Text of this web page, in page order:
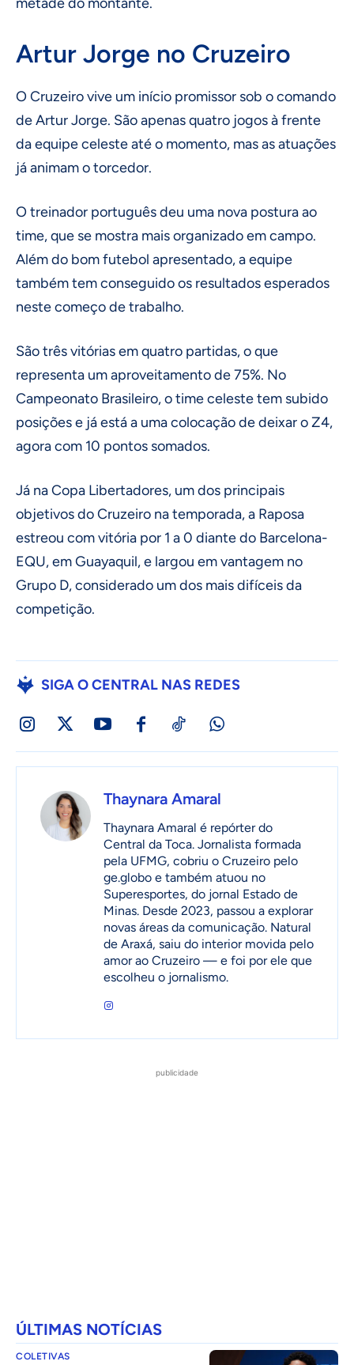
Artur Jorge no Cruzeiro
O Cruzeiro vive um início promissor sob o comando
de Artur Jorge. São apenas quatro jogos à frente
da equipe celeste até o momento, mas as atuações
já animam o torcedor.
O treinador português deu uma nova postura ao
time, que se mostra mais organizado em campo.
Além do bom futebol apresentado, a equipe
também tem conseguido os resultados esperados
neste começo de trabalho.
São três vitórias em quatro partidas, o que
representa um aproveitamento de 75%. No
Campeonato Brasileiro, o time celeste tem subido
posições e já está a uma colocação de deixar o Z4,
agora com 10 pontos somados.
Já na Copa Libertadores, um dos principais
objetivos do Cruzeiro na temporada, a Raposa
estreou com vitória por 1 a 0 diante do Barcelona-
EQU, em Guayaquil, e largou em vantagem no
Grupo D, considerado um dos mais difíceis da
competição.
SIGA O CENTRAL NAS REDES
Thaynara Amaral
Thaynara Amaral é repórter do
Central da Toca. Jornalista formada
pela UFMG, cobriu o Cruzeiro pelo
ge.globo e também atuou no
Superesportes, do jornal Estado de
Minas. Desde 2023, passou a explorar
novas áreas da comunicação. Natural
de Araxá, saiu do interior movida pelo
amor ao Cruzeiro — e foi por ele que
escolheu o jornalismo.
publicidade
ÚLTIMAS NOTÍCIAS
COLETIVAS